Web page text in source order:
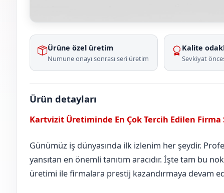
Ürüne özel üretim
Numune onayı sonrası seri üretim
Kalite
Sevkiyat
Ürün detayları
Kartvizit Üretiminde En Çok Tercih Edilen Firma
Günümüz iş dünyasında ilk izlenim her şeydir.
yansıtan en önemli tanıtım aracıdır. İşte tam bu
üretimi ile firmalara prestij kazandırmaya devam